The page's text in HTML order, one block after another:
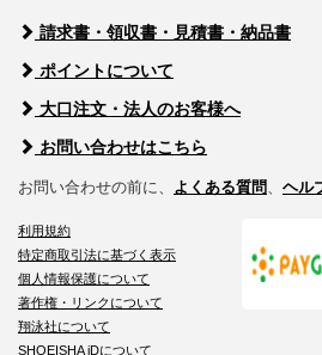
請求書・領収書・見積書・納品書
ポイントについて
大口注文・法人のお客様へ
お問い合わせはこちら
お問い合わせの前に、 よくある質問 ヘル
利用規約
特定商取引法に基づく表示
個人情報保護について
著作権・リンクについて
翔泳社について
SHOEISHA iDについて